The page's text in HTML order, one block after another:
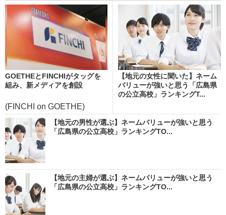
GOETHEとFINCHIがタッグを
組み、新メディアを創設
(FINCHI on GOETHE)
【地元の女性に聞いた】ネーム
バリューが強いと思う「広島県
の公立高校」ランキングT...
【地元の男性が選ぶ】ネームバリューが強いと思う
「広島県の公立高校」ランキングTO...
【地元の主婦が選ぶ】ネームバリューが強いと思う
「広島県の公立高校」ランキングTO...